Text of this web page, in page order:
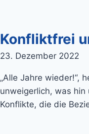
Konfliktfrei
23. Dezember 2022
„Alle Jahre wieder!“,
unweigerlich, was
Konflikte, die die